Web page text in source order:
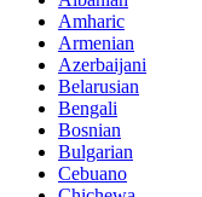
Amharic
Armenian
Azerbaijani
Belarusian
Bengali
Bosnian
Bulgarian
Cebuano